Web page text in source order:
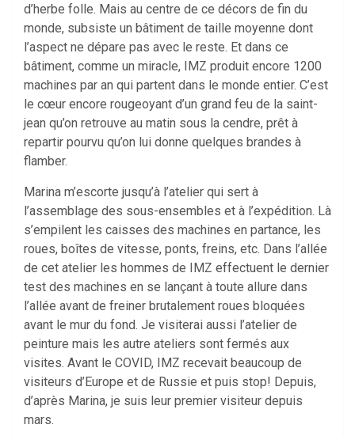
d’herbe folle. Mais au centre de ce décors de fin du
monde, subsiste un bâtiment de taille moyenne dont
l’aspect ne dépare pas avec le reste. Et dans ce
bâtiment, comme un miracle, IMZ produit encore 1200
machines par an qui partent dans le monde entier. C’est
le cœur encore rougeoyant d’un grand feu de la saint-
jean qu’on retrouve au matin sous la cendre, prêt à
repartir pourvu qu’on lui donne quelques brandes à
flamber.
Marina m’escorte jusqu’à l’atelier qui sert à
l’assemblage des sous-ensembles et à l’expédition. Là
s’empilent les caisses des machines en partance, les
roues, boîtes de vitesse, ponts, freins, etc. Dans l’allée
de cet atelier les hommes de IMZ effectuent le dernier
test des machines en se lançant à toute allure dans
l’allée avant de freiner brutalement roues bloquées
avant le mur du fond. Je visiterai aussi l’atelier de
peinture mais les autre ateliers sont fermés aux
visites. Avant le COVID, IMZ recevait beaucoup de
visiteurs d’Europe et de Russie et puis stop! Depuis,
d’après Marina, je suis leur premier visiteur depuis
mars.